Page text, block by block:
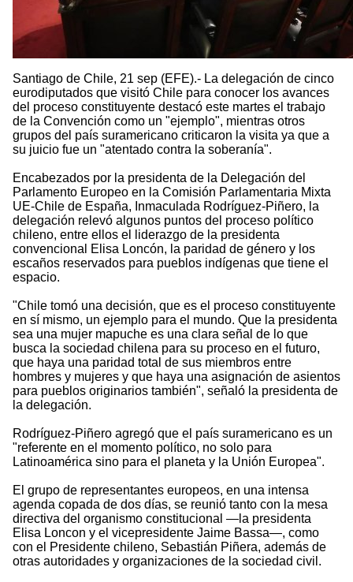
Santiago de Chile, 21 sep (EFE).- La delegación de cinco
eurodiputados que visitó Chile para conocer los avances
del proceso constituyente destacó este martes el trabajo
de la Convención como un "ejemplo", mientras otros
grupos del país suramericano criticaron la visita ya que a
su juicio fue un "atentado contra la soberanía".
Encabezados por la presidenta de la Delegación del
Parlamento Europeo en la Comisión Parlamentaria Mixta
UE-Chile de España, Inmaculada Rodríguez-Piñero, la
delegación relevó algunos puntos del proceso político
chileno, entre ellos el liderazgo de la presidenta
convencional Elisa Loncón, la paridad de género y los
escaños reservados para pueblos indígenas que tiene el
espacio.
"Chile tomó una decisión, que es el proceso constituyente
en sí mismo, un ejemplo para el mundo. Que la presidenta
sea una mujer mapuche es una clara señal de lo que
busca la sociedad chilena para su proceso en el futuro,
que haya una paridad total de sus miembros entre
hombres y mujeres y que haya una asignación de asientos
para pueblos originarios también", señaló la presidenta de
la delegación.
Rodríguez-Piñero agregó que el país suramericano es un
"referente en el momento político, no solo para
Latinoamérica sino para el planeta y la Unión Europea".
El grupo de representantes europeos, en una intensa
agenda copada de dos días, se reunió tanto con la mesa
directiva del organismo constitucional —la presidenta
Elisa Loncon y el vicepresidente Jaime Bassa—, como
con el Presidente chileno, Sebastián Piñera, además de
otras autoridades y organizaciones de la sociedad civil.